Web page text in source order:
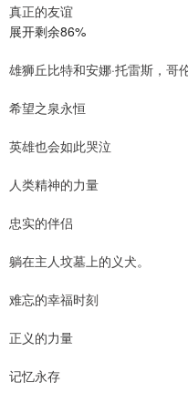
真正的友谊
展开剩余86%
雄狮丘比特和安娜·托雷斯，哥
希望之泉永恒
英雄也会如此哭泣
人类精神的力量
忠实的伴侣
躺在主人坟墓上的义犬。
难忘的幸福时刻
正义的力量
记忆永存